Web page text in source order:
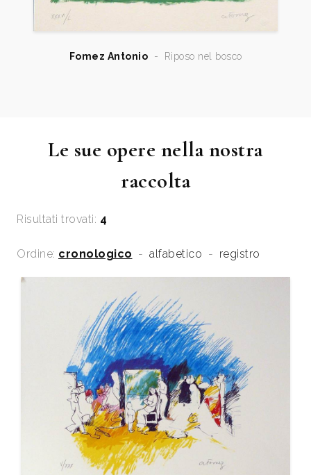
Fomez Antonio - Riposo nel bosco
Le sue opere nella nostra
raccolta
Risultati trovati: 4
Ordine: cronologico - alfabetico - registro